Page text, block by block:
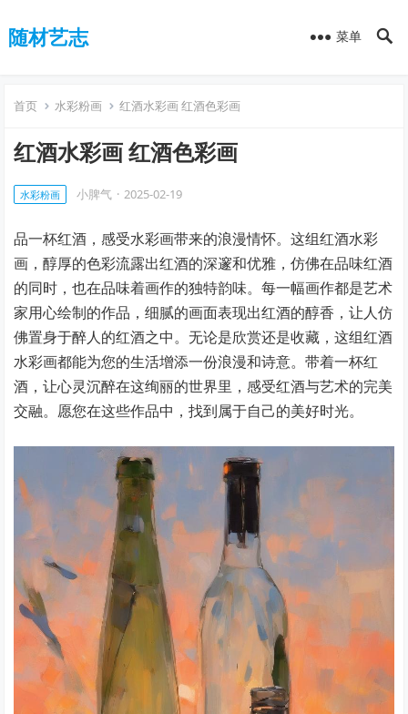
随材艺志 菜单
首页 水彩粉画 红酒水彩画 红酒色彩画
红酒水彩画 红酒色彩画
水彩粉画 小脾气 · 2025-02-19
品一杯红酒，感受水彩画带来的浪漫情怀。这组红酒水彩
画，醇厚的色彩流露出红酒的深邃和优雅，仿佛在品味红酒
的同时，也在品味着画作的独特韵味。每一幅画作都是艺术
家用心绘制的作品，细腻的画面表现出红酒的醇香，让人仿
佛置身于醉人的红酒之中。无论是欣赏还是收藏，这组红酒
水彩画都能为您的生活增添一份浪漫和诗意。带着一杯红
酒，让心灵沉醉在这绚丽的世界里，感受红酒与艺术的完美
交融。愿您在这些作品中，找到属于自己的美好时光。